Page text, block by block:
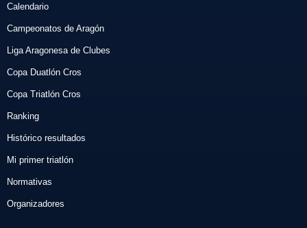
Calendario
Campeonatos de Aragón
Liga Aragonesa de Clubes
Copa Duatlón Cros
Copa Triatlón Cros
Ranking
Histórico resultados
Mi primer triatlón
Normativas
Organizadores